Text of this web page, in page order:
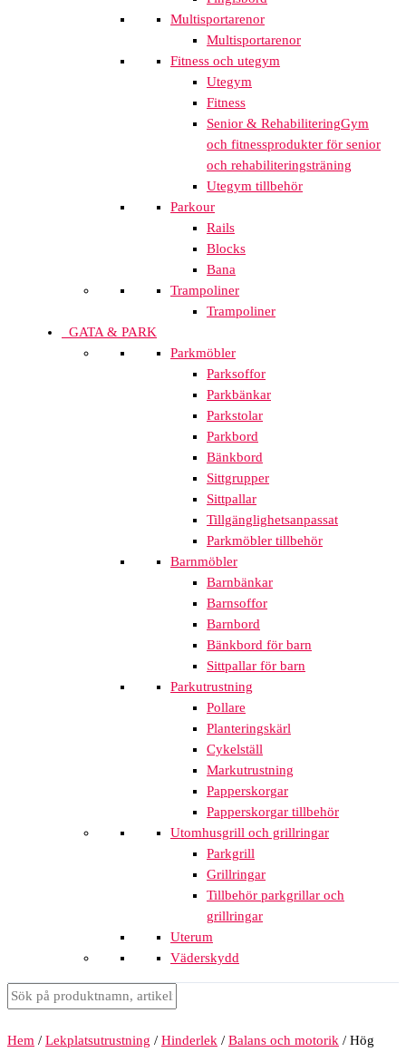
Multisportarenor
Multisportarenor
Fitness och utegym
Utegym
Fitness
Senior & RehabiliteringGym
och fitnessprodukter för senior
och rehabiliteringsträning
Utegym tillbehör
Parkour
Rails
Blocks
Bana
Trampoliner
Trampoliner
GATA & PARK
Parkmöbler
Parksoffor
Parkbänkar
Parkstolar
Parkbord
Bänkbord
Sittgrupper
Sittpallar
Tillgänglighetsanpassat
Parkmöbler tillbehör
Barnmöbler
Barnbänkar
Barnsoffor
Barnbord
Bänkbord för barn
Sittpallar för barn
Parkutrustning
Pollare
Planteringskärl
Cykelställ
Markutrustning
Papperskorgar
Papperskorgar tillbehör
Utomhusgrill och grillringar
Parkgrill
Grillringar
Tillbehör parkgrillar och
grillringar
Uterum
Väderskydd
Hem / Lekplatsutrustning / Hinderlek / Balans och motorik / Hög